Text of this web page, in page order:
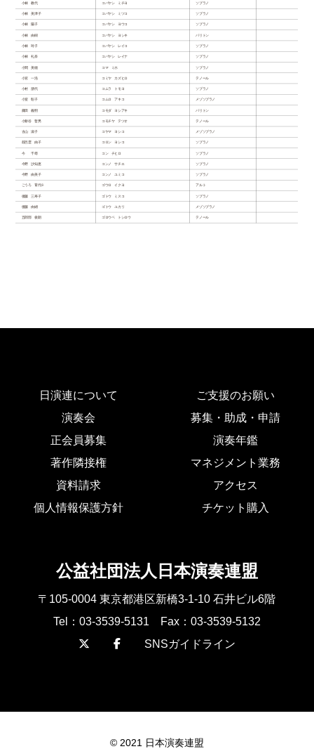
小林 教代 コバヤシ ミチヨ ソプラノ
小林 美津子 コバヤシ ミツコ ソプラノ
小林 陽子 コバヤシ ヨウコ ソプラノ
小林 由樹 コバヤシ ヨシキ バリトン
小林 玲子 コバヤシ レイコ ソプラノ
小林 礼奈 コバヤシ レイナ ソプラノ
小間 美穂 コマ ミホ ソプラノ
小宮 一浩 コミヤ カズヒロ テノール
小村 朋代 コムラ トモヨ ソプラノ
小室 彰子 コムロ アキコ メゾソプラノ
薦田 義明 コモダ ヨシアキ バリトン
小餅谷 哲男 コモチヤ テツオ テノール
古山 淑子 コヤマ ヨシコ メゾソプラノ
鼓呂雲 由子 コロン ヨシコ ソプラノ
今 千尋 コン チヒロ ソプラノ
今野 沙知恵 コンノ サチエ ソプラノ
今野 由美子 コンノ ユミコ ソプラノ
ごうろ 育代※ ゴウロ イクヨ アルト
後藤 三寿子 ゴトウ ミスコ ソプラノ
後藤 由緖 ゴトウ ユカリ メゾソプラノ
五郎部 俊朗 ゴロウベ トシロウ テノール
日演連について
ご支援のお願い
演奏会
募集・助成・申請
正会員募集
演奏年鑑
著作隣接権
マネジメント業務
資料請求
アクセス
個人情報保護方針
チケット購入
公益社団法人日本演奏連盟
〒105-0004 東京都港区新橋3-1-10 石井ビル6階
Tel：03-3539-5131 Fax：03-3539-5132
SNSガイドライン
© 2021 日本演奏連盟